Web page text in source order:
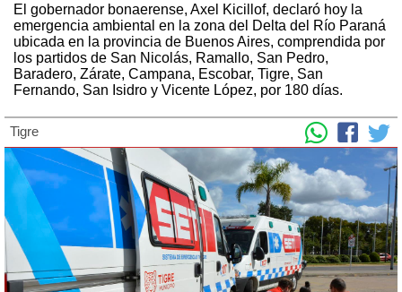
El gobernador bonaerense, Axel Kicillof, declaró hoy la
emergencia ambiental en la zona del Delta del Río Paraná
ubicada en la provincia de Buenos Aires, comprendida por
los partidos de San Nicolás, Ramallo, San Pedro,
Baradero, Zárate, Campana, Escobar, Tigre, San
Fernando, San Isidro y Vicente López, por 180 días.
Tigre